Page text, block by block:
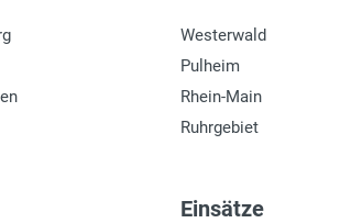
Westerwald
Pulheim
Rhein-Main
Ruhrgebiet
Einsätze